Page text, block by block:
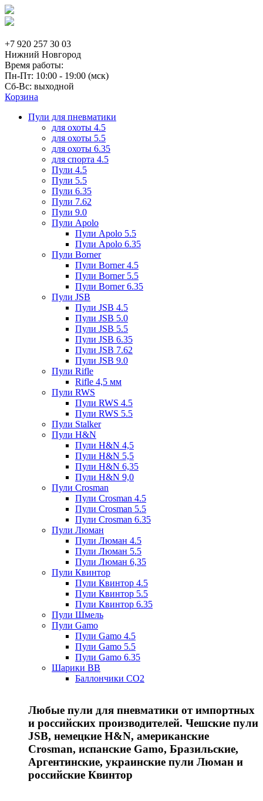
+7 920 257 30 03
Нижний Новгород
Время работы:
Пн-Пт: 10:00 - 19:00 (мск)
Сб-Вс: выходной
Корзина
Пули для пневматики
для охоты 4.5
для охоты 5.5
для охоты 6.35
для спорта 4.5
Пули 4.5
Пули 5.5
Пули 6.35
Пули 7.62
Пули 9.0
Пули Apolo
Пули Apolo 5.5
Пули Apolo 6.35
Пули Borner
Пули Borner 4.5
Пули Borner 5.5
Пули Borner 6.35
Пули JSB
Пули JSB 4.5
Пули JSB 5.0
Пули JSB 5.5
Пули JSB 6.35
Пули JSB 7.62
Пули JSB 9.0
Пули Rifle
Rifle 4,5 мм
Пули RWS
Пули RWS 4.5
Пули RWS 5.5
Пули Stalker
Пули H&N
Пули H&N 4,5
Пули H&N 5,5
Пули H&N 6,35
Пули H&N 9,0
Пули Crosman
Пули Crosman 4.5
Пули Crosman 5.5
Пули Crosman 6.35
Пули Люман
Пули Люман 4.5
Пули Люман 5.5
Пули Люман 6,35
Пули Квинтор
Пули Квинтор 4.5
Пули Квинтор 5.5
Пули Квинтор 6.35
Пули Шмель
Пули Gamo
Пули Gamo 4.5
Пули Gamo 5.5
Пули Gamo 6.35
Шарики BB
Баллончики CO2
Любые пули для пневматики от импортных
и российских производителей. Чешские пули
JSB, немецкие H&N, американские
Crosman, испанские Gamo, Бразильские,
Аргентинские, украинские пули Люман и
российские Квинтор